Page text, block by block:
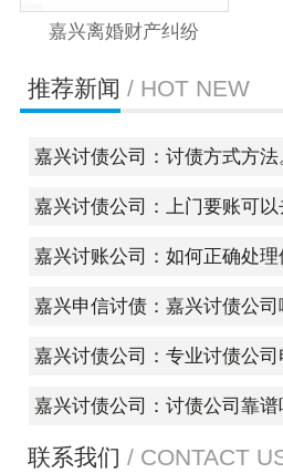
嘉兴离婚财产纠纷
推荐新闻 / HOT NEW
嘉兴讨债公司：讨债方式方法
嘉兴讨债公司：上门要账可以
嘉兴讨账公司：如何正确处
嘉兴申信讨债：嘉兴讨债公司
嘉兴讨债公司：专业讨债公司
嘉兴讨债公司：讨债公司靠谱
联系我们 / CONTACT